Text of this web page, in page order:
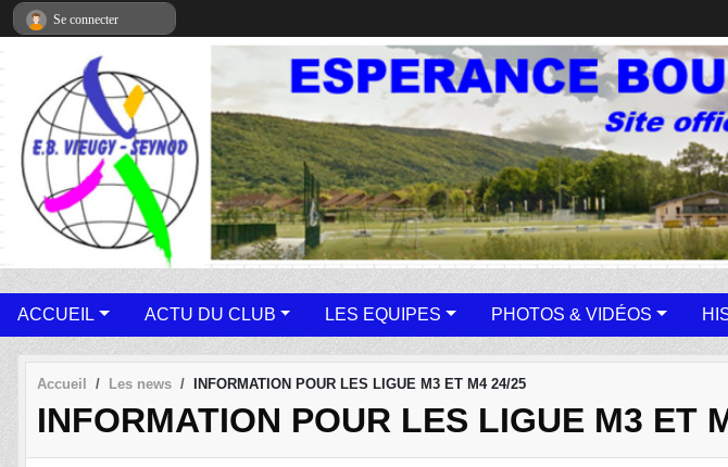
ACCUEIL ACTU DU CLUB LES EQUIPES PHOTOS & VIDÉOS
Accueil Les news INFORMATION POUR LES LIGUE M3 ET M4 24/25
INFORMATION POUR LES LIGUE M3 ET
Se connecter
Panneau de gestion des cookies